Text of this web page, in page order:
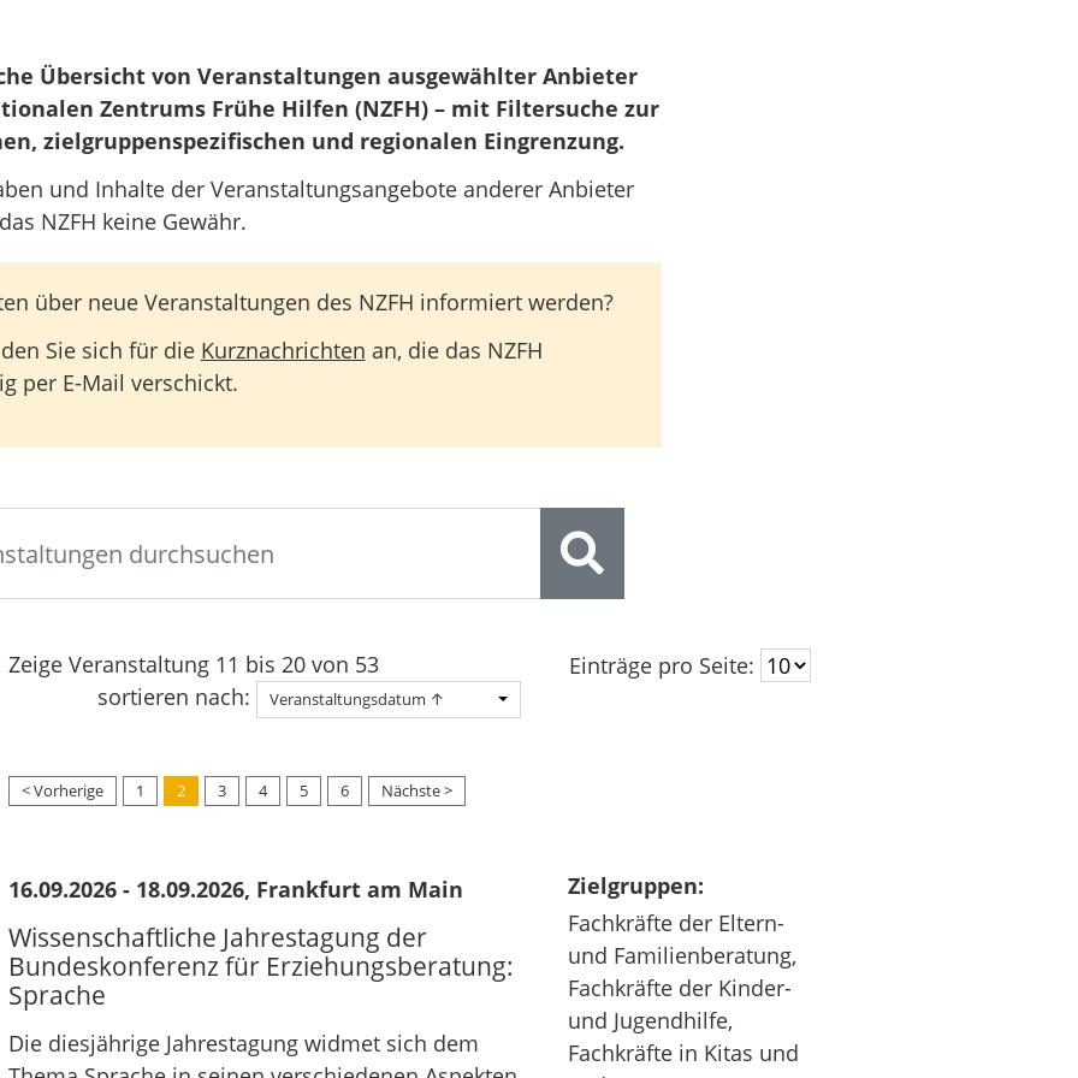
Übersicht von Veranstaltungen ausgewählter Anbieter
Zentrums Frühe Hilfen (NZFH) – mit Filtersuche zur
zielgruppenspezifischen und regionalen Eingrenzung.
und Inhalte der Veranstaltungsangebote anderer Anbieter
NZFH keine Gewähr.
über neue Veranstaltungen des NZFH informiert werden?
Sie sich für die Kurznachrichten an, die das NZFH
per E-Mail verschickt.
Zeige Veranstaltung 11 bis 20 von 53
Einträge pro Seite:
sortieren nach:
Veranstaltungsdatum ↑
< Vorherige 1 2 3 4 5 6 Nächste >
16.09.2026 - 18.09.2026, Frankfurt am Main
Wissenschaftliche Jahrestagung der
Bundeskonferenz für Erziehungsberatung:
Sprache
Die diesjährige Jahrestagung widmet sich dem
Zielgruppen:
Fachkräfte der Eltern-
und Familienberatung,
Fachkräfte der Kinder-
und Jugendhilfe,
Fachkräfte in Kitas und